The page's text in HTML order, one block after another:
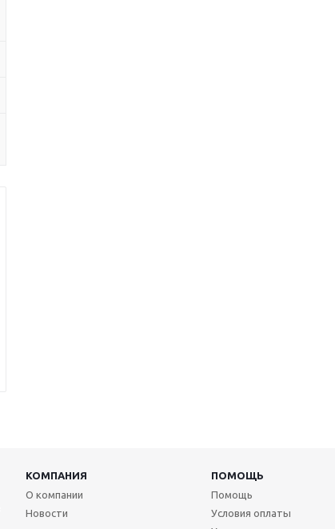
КОМПАНИЯ ПОМОЩЬ
О компании
Новости
Помощь
Условия оплаты